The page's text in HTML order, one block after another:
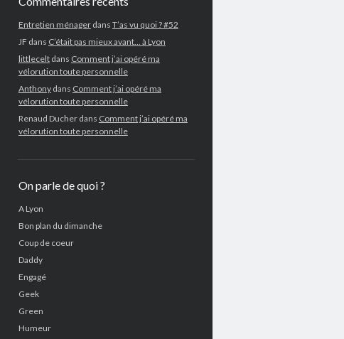
Entretien ménagerdans T’as vu quoi ? #52
JF dans C’était pas mieux avant… à Lyon
littleceltdans Comment j’ai opéré ma
vélorution toute personnelle
Anthonydans Comment j’ai opéré ma
vélorution toute personnelle
Renaud Ducherdans Comment j’ai opéré ma
vélorution toute personnelle
On parle de quoi ?
A Lyon
Bon plan du dimanche
Coup de coeur
Daddy
Engagé
Geek
Green
Humeur